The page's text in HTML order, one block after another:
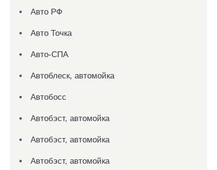
Авто РФ
Авто Точка
Авто-СПА
Автоблеск, автомойка
Автобосс
Автобэст, автомойка
Автобэст, автомойка
Автобэст, автомойка